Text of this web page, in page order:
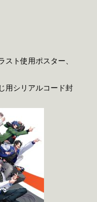
ト使用ポスター、
用シリアルコード封